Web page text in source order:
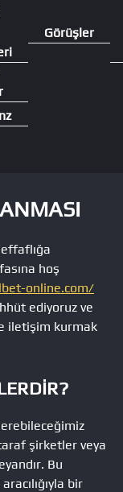
Görüşler
hoş
online.com/
ediyoruz ve
iletişim kurmak
şirketler veya
Bu
bir